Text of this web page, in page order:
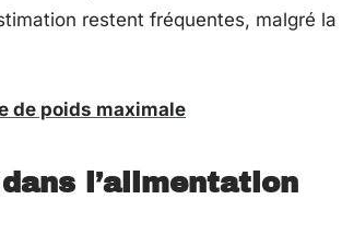
restent fréquentes, malgré la
de poids maximale
l’alimentation